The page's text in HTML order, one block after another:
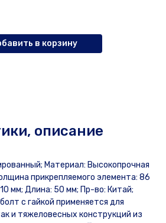
в корзину
описание
Материал: Высокопрочная
прикрепляемого элемента: 86
мм; Длина: 50 мм; Пр-во: Китай;
с гайкой применяется для
и тяжеловесных конструкций из